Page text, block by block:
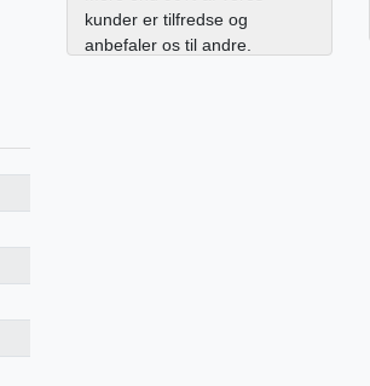
kunder er tilfredse og
anbefaler os til andre.